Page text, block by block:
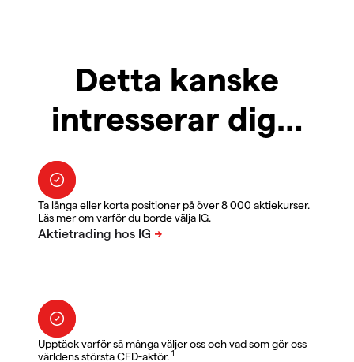
Detta kanske
intresserar dig…
Ta långa eller korta positioner på över 8 000 aktiekurser.
Läs mer om varför du borde välja IG.
Upptäck varför så många väljer oss och vad som gör oss
världens största CFD-aktör. 1